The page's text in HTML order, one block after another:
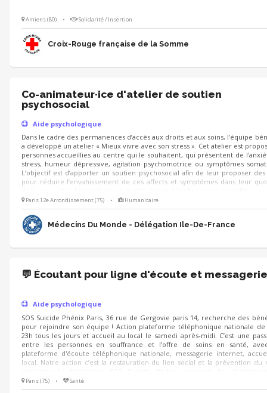
Amiens (80) • Solidarité / Insertion
Croix-Rouge française de la Somme
Co-animateur·ice d'atelier de soutien
psychosocial
Aide psychologique
Dans le cadre des permanences d’accès aux droits et aux soins, l’équipe
a développé un atelier « Mieux vivre avec son stress ». Cet atelier est
personnes accueillies au centre qui le souhaitent, qui présentent de
stress, humeur dépressive, agitation psychomotrice ou symptômes
L’objectif est d’apporter un soutien psychosocial afin de leur proposer
pour réduire l’envahissement de ces affects et symptômes dans leur
individuel ou constituer une première étape, vers une demande
psychologique au sein du centre.
Paris 12e Arrondissement (75) • Humanitaire
Médecins Du Monde - Délégation Ile-De-France
💬 Écoutant pour ligne d'écoute et messagerie
Aide psychologique
SOS Suicide Phénix Paris, 36 rue de Gergovie paris 14, recherche des
pour rejoindre son équipe ! Action plateforme téléphonique nationale de
23h tous les jours et accueil au local le samedi après-midi. C’est une
entre les personnes en souffrance et l’offre de soins en santé,
plateforme d'écoute téléphonique nationale, messagerie internet,
local. Notre action c’est la restauration du lien social et la prévention du
bénévoles pour garantir une cohérence de pratique entre associations.
Paris (75) • Santé